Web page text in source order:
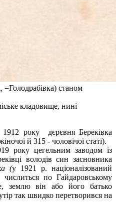
=Голодрабівка) станом
кладовище, нині
року дєрєвня Береківка
й 315 - чоловічої статі).
року цегельним заводом із
володів син засновника
(у 1921 р. націоналізований
по Гайдаровському
він або його батько
так швидко перетворився на